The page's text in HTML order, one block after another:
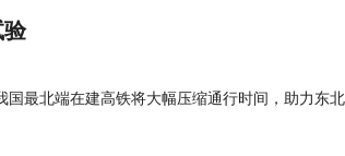
验
国最北端在建高铁将大幅压缩通行时间，助力东